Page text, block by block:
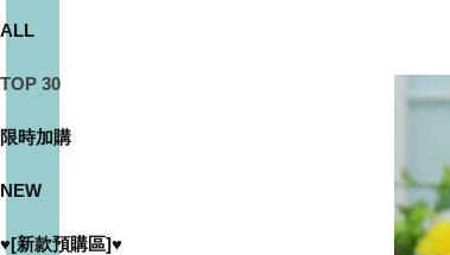
ALL
TOP 30
限時加購
NEW
♥[新款預購區]♥